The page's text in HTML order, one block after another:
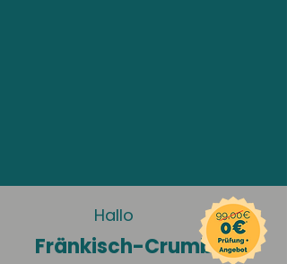
Hallo
Fränkisch-Crumbach